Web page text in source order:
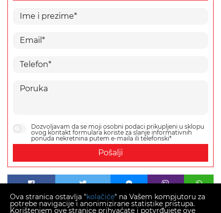
Dozvoljavam da se moji osobni podaci prikupljeni u sklopu
ovog kontakt formulara koriste za slanje informativnih
ponuda nekretnina putem e-maila ili telefonski*
Pošalji
Ova stranica ostavlja "kolačiće" na Vašem kompjutoru za
potrebe navigacije i anonimizirane statistike pristupa.
Korištenjem ove stranice prihvaćate i potvrđujete ove